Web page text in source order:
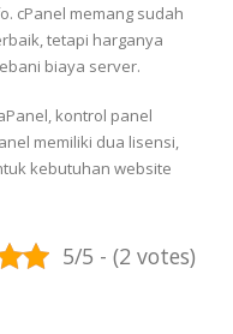
cPanel memang sudah
tetapi harganya
biaya server.
kontrol panel
memiliki dua lisensi,
kebutuhan website
5/5 - (2 votes)